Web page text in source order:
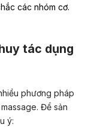
các nhóm cơ.
tác dụng
phương pháp
Để sản
ý: